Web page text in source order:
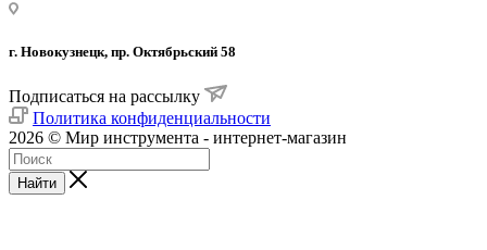
г. Новокузнецк, пр. Октябрьский 58
Подписаться на рассылку
Политика конфиденциальности
2026 © Мир инструмента - интернет-магазин
Найти